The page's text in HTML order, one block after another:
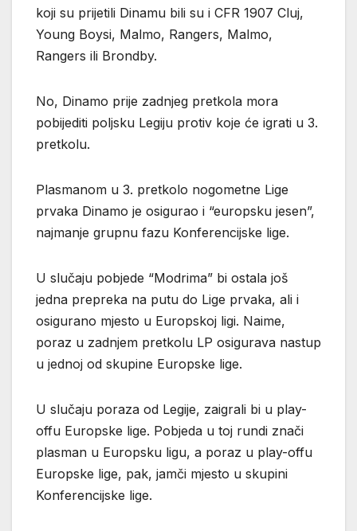
koji su prijetili Dinamu bili su i CFR 1907 Cluj,
Young Boysi, Malmo, Rangers, Malmo,
Rangers ili Brondby.
No, Dinamo prije zadnjeg pretkola mora
pobijediti poljsku Legiju protiv koje će igrati u 3.
pretkolu.
Plasmanom u 3. pretkolo nogometne Lige
prvaka Dinamo je osigurao i “europsku jesen”,
najmanje grupnu fazu Konferencijske lige.
U slučaju pobjede “Modrima” bi ostala još
jedna prepreka na putu do Lige prvaka, ali i
osigurano mjesto u Europskoj ligi. Naime,
poraz u zadnjem pretkolu LP osigurava nastup
u jednoj od skupine Europske lige.
U slučaju poraza od Legije, zaigrali bi u play-
offu Europske lige. Pobjeda u toj rundi znači
plasman u Europsku ligu, a poraz u play-offu
Europske lige, pak, jamči mjesto u skupini
Konferencijske lige.